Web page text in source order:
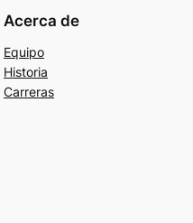
Acerca de
Equipo
Historia
Carreras